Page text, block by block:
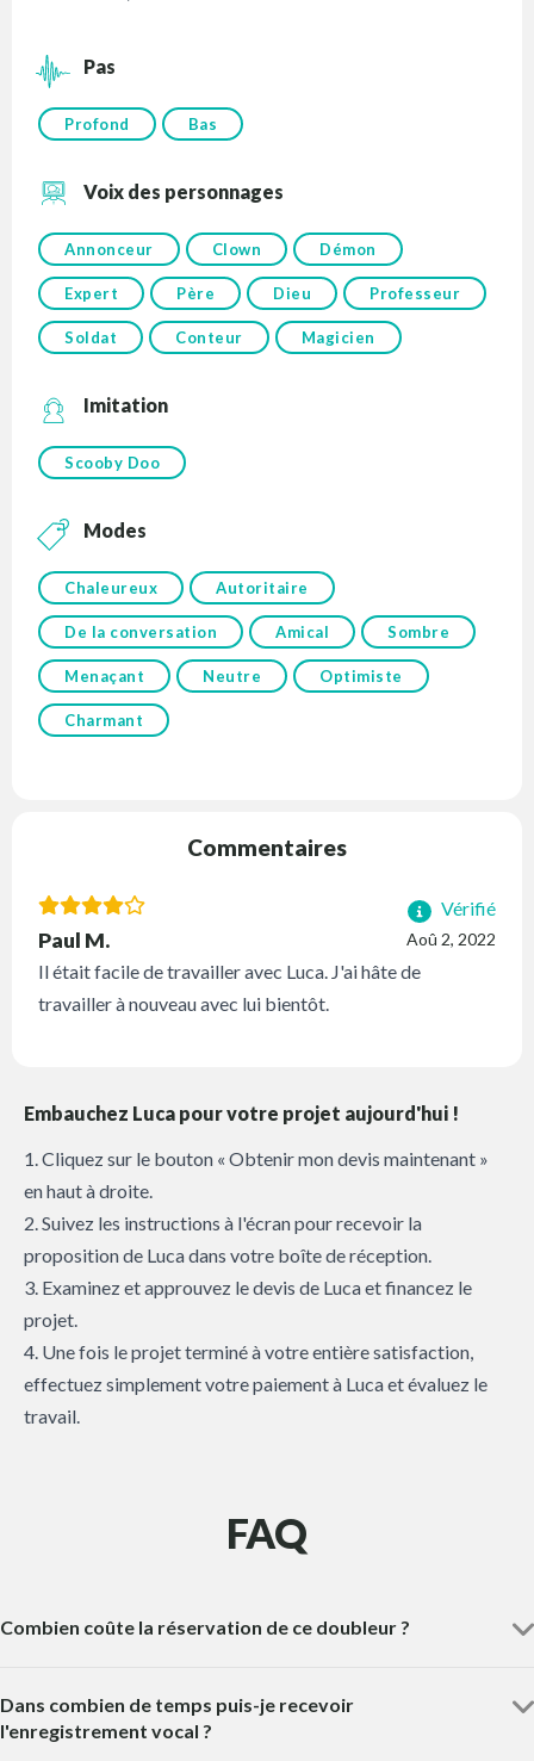
Pas
Profond Bas
Voix des personnages
Annonceur Clown Démon
Expert Père Dieu Professeur
Soldat Conteur Magicien
Imitation
Scooby Doo
Modes
Chaleureux Autoritaire
De la conversation Amical Sombre
Menaçant Neutre Optimiste
Charmant
Commentaires
Vérifié
Aoû 2, 2022
Paul M.
Il était facile de travailler avec Luca. J'ai hâte de
travailler à nouveau avec lui bientôt.
Embauchez Luca pour votre projet aujourd'hui !
1. Cliquez sur le bouton « Obtenir mon devis maintenant »
en haut à droite.
2. Suivez les instructions à l'écran pour recevoir la
proposition de Luca dans votre boîte de réception.
3. Examinez et approuvez le devis de Luca et financez le
projet.
4. Une fois le projet terminé à votre entière satisfaction,
effectuez simplement votre paiement à Luca et évaluez le
travail.
FAQ
Combien coûte la réservation de ce doubleur ?
Dans combien de temps puis-je recevoir
l'enregistrement vocal ?